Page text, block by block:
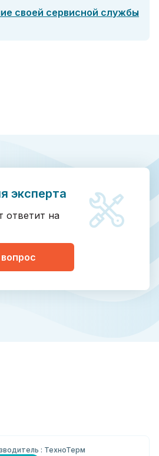
своей сервисной службы
эксперта
ответит на
: ТехноТерм